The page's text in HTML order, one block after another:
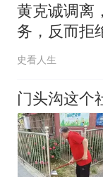
黄克诚调离
务，反而拒
天佑搭档还
史看人生
门头沟这个